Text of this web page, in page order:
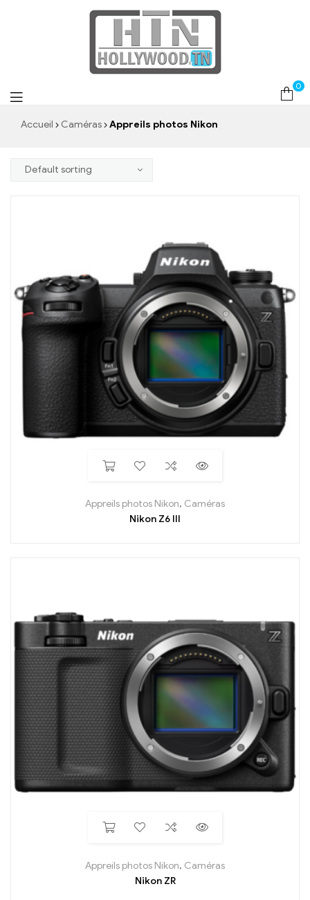
Appreils photos Nikon
0
Accueil Caméras Appreils photos Nikon
Appreils photos Nikon, Caméras
Nikon Z6 III
Appreils photos Nikon, Caméras
Nikon ZR